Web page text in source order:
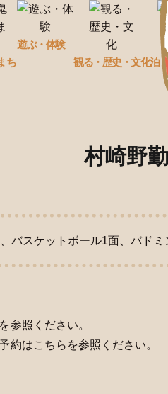
ち
遊ぶ・体験
観る・歴史 ・文化泊
村崎野
バスケットボール1面、バドミ
参照ください。
約はこちらを参照ください。